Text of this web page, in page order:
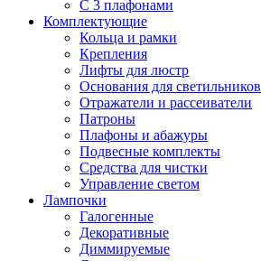
С 3 плафонами
Комплектующие
Кольца и рамки
Крепления
Лифты для люстр
Основания для светильников
Отражатели и рассеиватели
Патроны
Плафоны и абажуры
Подвесные комплекты
Средства для чистки
Управление светом
Лампочки
Галогенные
Декоративные
Диммируемые